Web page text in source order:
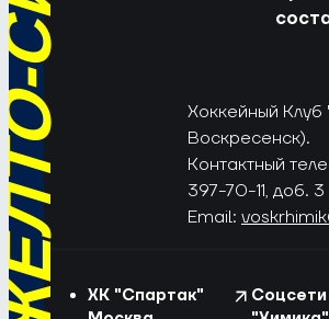
Хоккейный Клуб
Воскресенск).
Контактный
397-70-11, доб. 3
Email:
ХК "Спартак"
Соцсети